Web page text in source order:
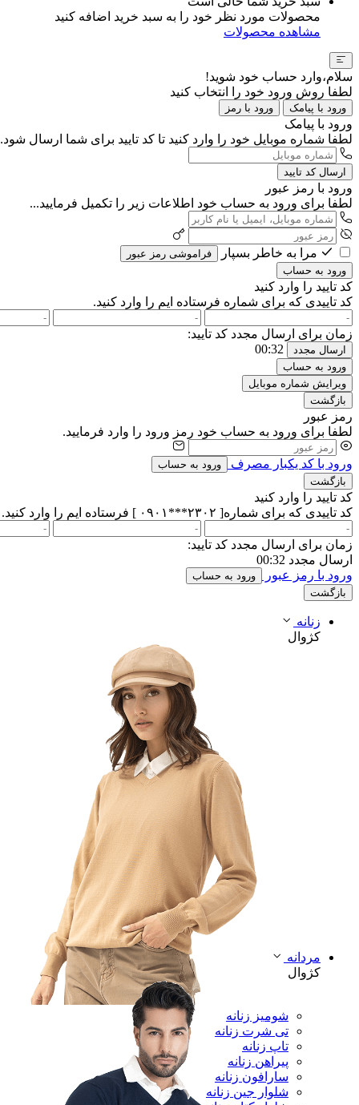
محصولات مورد نظر خود را به سبد خرید اضافه کنید
مشاهده محصولات
سلام،وارد حساب خود شوید!
لطفا روش ورود خود را انتخاب کنید
ورود با پیامک ورود با رمز
ورود با پیامک
لطفا شماره موبایل خود را وارد کنید تا کد تایید برای شما ارسال
ارسال کد تایید
ورود با رمز عبور
لطفا برای ورود به حساب خود اطلاعات زیر را تکمیل فرمایید...
مرا به خاطر بسپار
فراموشی رمز عبور
ورود به حساب
کد تایید را وارد کنید
کد تاییدی که برای شماره فرستاده ایم را وارد کنید.
زمان برای ارسال مجدد کد تایید:
ارسال مجدد 00:32
ورود به حساب
ویرایش شماره موبایل
بازگشت
رمز عبور
لطفا برای ورود به حساب خود رمز ورود را وارد فرمایید.
ورود با کد یکبار مصرف
ورود به حساب
بازگشت
کد تایید را وارد کنید
کد تاییدی که برای شماره[ ۲۳۰۲***۰۹۰۱ ] فرستاده ایم را وارد کنید.
زمان برای ارسال مجدد کد تایید:
ارسال مجدد 00:32
ورود با رمز عبور
ورود به حساب
بازگشت
زنانه
کژوال
شومیز زنانه
تی شرت زنانه
تاپ زنانه
پیراهن زنانه
سارافون زنانه
شلوار جین زنانه
مردانه
کژوال